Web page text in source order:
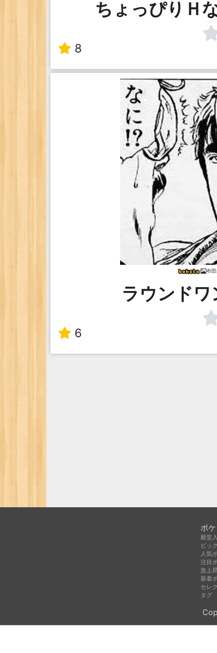
ちょっぴりＨ
8
布団
ラウンド
6
ボ
殿堂
ピッ
人気
注目
急上
新着
セレ
タグ